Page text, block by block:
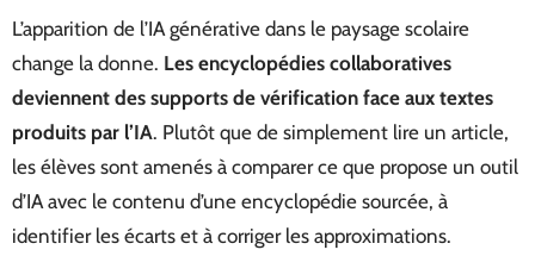
L’apparition de l’IA générative dans le paysage scolaire
change la donne. Les encyclopédies collaboratives
deviennent des supports de vérification face aux textes
produits par l’IA. Plutôt que de simplement lire un article,
les élèves sont amenés à comparer ce que propose un outil
d’IA avec le contenu d’une encyclopédie sourcée, à
identifier les écarts et à corriger les approximations.